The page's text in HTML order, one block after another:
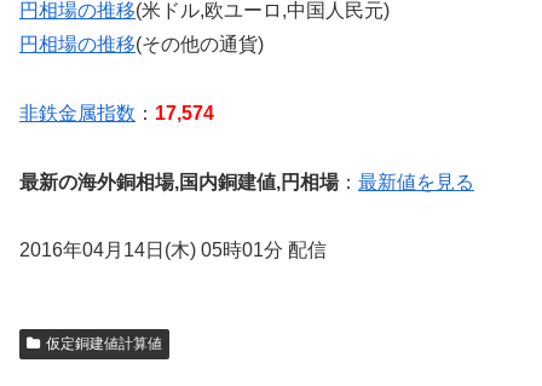
円相場の推移(米ドル,欧ユーロ,中国人民元)
円相場の推移(その他の通貨)
非鉄金属指数 ： 17,574
最新の海外銅相場,国内銅建値,円相場： 最新値を見る
2016年04月14日(木) 05時01分 配信
仮定銅建値計算値